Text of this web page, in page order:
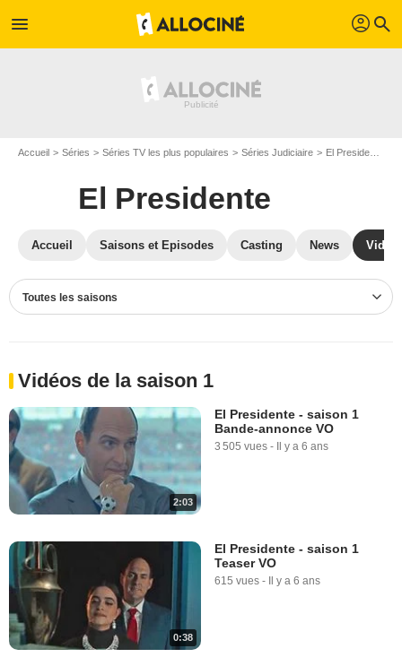
menu profil search
Accueil Séries Séries TV les plus populaires Séries Judiciaire El Presidente
El Presidente
Accueil Saisons et Episodes Casting News
Toutes les saisons
Vidéos de la saison 1
2:03
El Presidente - saison 1
Bande-annonce VO
3 505 vues - Il y a 6 ans
0:38
El Presidente - saison 1
Teaser VO
615 vues - Il y a 6 ans